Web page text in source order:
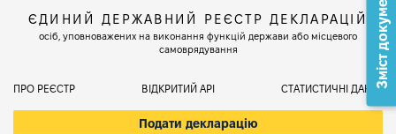
ЄДИНИЙ ДЕРЖАВНИЙ РЕЄСТР ДЕКЛАРАЦІЙ
осіб, уповноважених на виконання функцій держави або місцевого
самоврядування
ПРО РЕЄСТР ВІДКРИТИЙ АРІ СТАТИСТИЧНІ ДАНІ
Подати декларацію
Зміст документа